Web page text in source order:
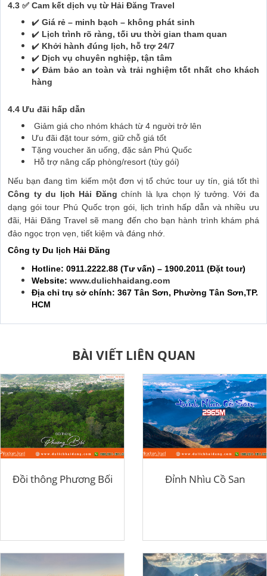
4.3 ✅ Cam kết dịch vụ từ Hải Đăng Travel
✔️ Giá rẻ – minh bạch – không phát sinh
✔️ Lịch trình rõ ràng, tối ưu thời gian tham quan
✔️ Khởi hành đúng lịch, hỗ trợ 24/7
✔️ Dịch vụ chuyên nghiệp, tận tâm
✔️Đảm bảo an toàn và trải nghiệm tốt nhất cho khách
hàng
4.4 Ưu đãi hấp dẫn
Giảm giá cho nhóm khách từ 4 người trở lên
Ưu đãi đặt tour sớm, giữ chỗ giá tốt
Tặng voucher ăn uống, đặc sản Phú Quốc
Hỗ trợ nâng cấp phòng/resort (tùy gói)
Nếu bạn đang tìm kiếm một đơn vị tổ chức tour uy tín, giá tốt thì
Công ty du lịch Hải Đăng chính là lựa chọn lý tưởng. Với đa
dạng gói tour Phú Quốc trọn gói, lịch trình hấp dẫn và nhiều ưu
đãi, Hải Đăng Travel sẽ mang đến cho bạn hành trình khám phá
đảo ngọc trọn vẹn, tiết kiệm và đáng nhớ.
Công ty Du lịch Hải Đăng
Hotline: 0911.2222.88 (Tư vấn) – 1900.2011 (Đặt tour)
Website: www.dulichhaidang.com
Địa chỉ trụ sở chính: 367 Tân Sơn, Phường Tân Sơn,TP.
HCM
BÀI VIẾT LIÊN QUAN
Đồi thông Phương Bối Đỉnh Nhìu Cồ San